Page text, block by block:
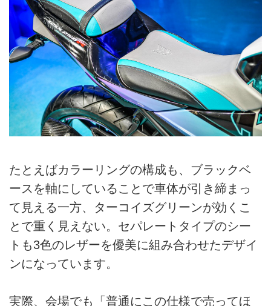
たとえばカラーリングの構成も、ブラックベ
ースを軸にしていることで車体が引き締まっ
て見える一方、ターコイズグリーンが効くこ
とで重く見えない。セパレートタイプのシー
トも3色のレザーを優美に組み合わせたデザイ
ンになっています。
実際、会場でも「普通にこの仕様で売ってほ